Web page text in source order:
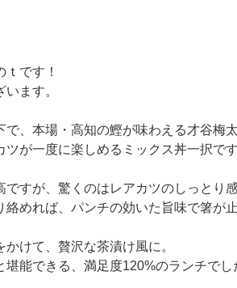
です！
ます。
、本場・高知の鰹が味わえる才谷梅
が一度に楽しめるミックス丼一択です
すが、驚くのはレアカツのしっとり感
めれば、パンチの効いた旨味で箸が止
けて、贅沢な茶漬け風に。
能できる、満足度120%のランチでし